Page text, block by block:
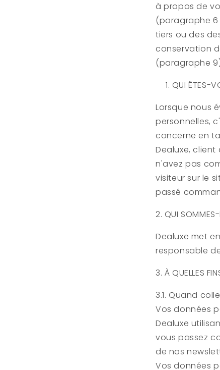
à propos de
(paragraphe 6
tiers ou des
conservation
(paragraphe
QUI ÊTES-
Lorsque nous
personnelles,
concerne en
Dealuxe,
n'avez pas
visiteur sur le
passé
2. QUI
Dealuxe met
responsable
3. À QUELLES
3.1. Quand
Vos données
Dealuxe
vous passez
de nos
Vos données